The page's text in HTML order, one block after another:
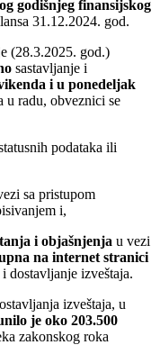
godišnjeg finansijskog
31.12.2024. god.
(28.3.2025. god.)
sastavlјanje i
i u ponedelјak
u radu, obveznici se
podataka ili
sa pristupom
i,
i objašnjenja u vezi
na internet stranici
dostavlјanje izveštaja.
izveštaja, u
je oko 203.500
zakonskog roka